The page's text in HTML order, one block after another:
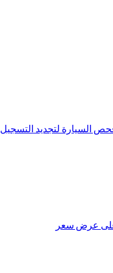
السيارة لتجديد التسجيل
عرض سعر